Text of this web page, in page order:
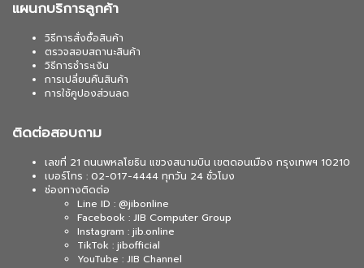
แผนกบริการลูกค้า
วิธีการสั่งซื้อสินค้า
ตรวจสอบสถานะสินค้า
วิธีการชำระเงิน
การเปลี่ยนคืนสินค้า
การใช้คูปองส่วนลด
ติดต่อสอบถาม
เลขที่ 21 ถนนพหลโยธิน แขวงสนามบิน เขตดอนเมือง กรุงเทพฯ 10210
เบอร์โทร : 02-017-4444 ทุกวัน 24 ชั่วโมง
ช่องทางติดต่อ
Line ID : @jibonline
Facebook : JIB Computer Group
Instagram : jib.online
TikTok : jibofficial
YouTube : JIB Channel